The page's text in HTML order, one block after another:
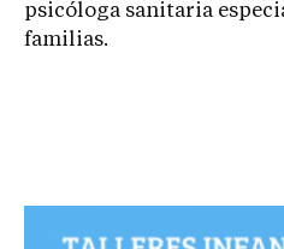
psicóloga sanitaria
familias.